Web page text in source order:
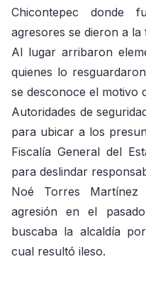
Chicontepec donde
agresores se dieron a la
Al lugar arribaron
quienes lo
se desconoce el motivo
Autoridades de
para ubicar a los
Fiscalía General del
para deslindar
Noé Torres
agresión en el
buscaba la alcaldía
cual resultó ileso.